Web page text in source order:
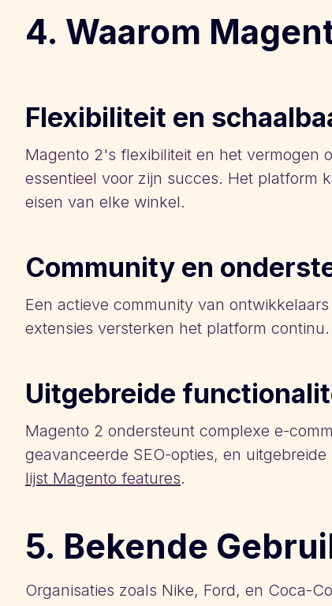
4. Waarom
Flexibiliteit en
Magento 2's flexibiliteit en het vermogen
essentieel voor zijn succes. Het platform
eisen van elke winkel.
Community en
Een actieve community van
extensies versterken het platform continu.
Uitgebreide
Magento 2 ondersteunt complexe e-
geavanceerde SEO-opties, en
lijst Magento features.
5. Bekende
Organisaties zoals Nike, Ford, en Coca-